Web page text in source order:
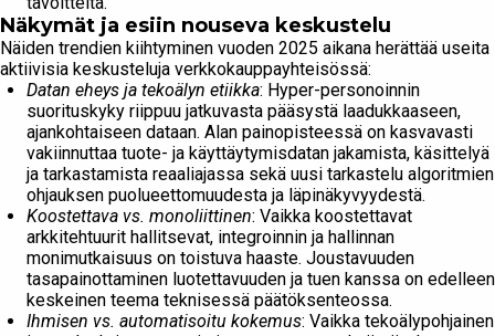
Näkymät ja esiin nouseva keskustelu
Näiden trendien kiihtyminen vuoden 2025 aikana herättää useita
aktiivisia keskusteluja verkkokauppayhteisössä:
Datan eheys ja tekoälyn etiikka: Hyper-personoinnin
suorituskyky riippuu jatkuvasta pääsystä laadukkaaseen,
ajankohtaiseen dataan. Alan painopisteessä on kasvavasti
vakiinnuttaa tuote- ja käyttäytymisdatan jakamista, käsittelyä
ja tarkastamista reaaliajassa sekä uusi tarkastelu algoritmien
ohjauksen puolueettomuudesta ja läpinäkyvyydestä.
Koostettava vs. monoliittinen: Vaikka koostettavat
arkkitehtuurit hallitsevat, integroinnin ja hallinnan
monimutkaisuus on toistuva haaste. Joustavuuden
tasapainottaminen luotettavuuden ja tuen kanssa on edelleen
keskeinen teema teknisessä päätöksenteossa.
Ihmisen vs. automatisoitu kokemus: Vaikka tekoälypohjainen